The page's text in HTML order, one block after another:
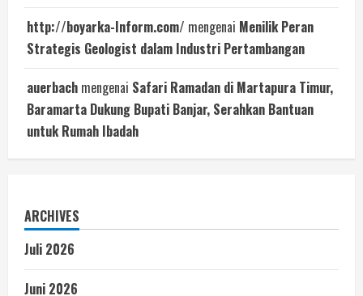
http://boyarka-Inform.com/ mengenai Menilik Peran
Strategis Geologist dalam Industri Pertambangan
auerbach mengenai Safari Ramadan di Martapura Timur,
Baramarta Dukung Bupati Banjar, Serahkan Bantuan
untuk Rumah Ibadah
ARCHIVES
Juli 2026
Juni 2026